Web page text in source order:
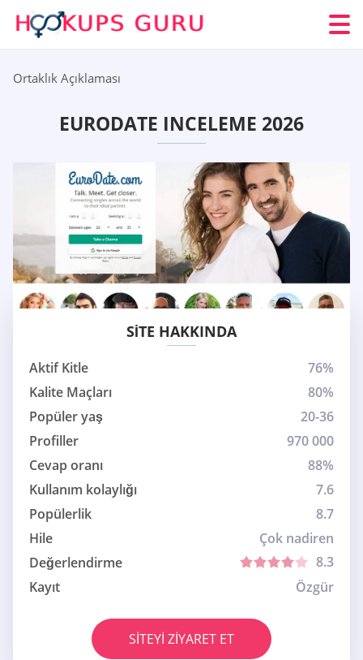
Ortaklık Açıklaması
EURODATE INCELEME 2026
SITE HAKKINDA
Aktif Kitle
76%
Kalite Maçları
80%
Popüler yaş
20-36
Profiller
970 000
Cevap oranı
88%
Kullanım kolaylığı
7.6
Popülerlik
8.7
Hile
Çok nadiren
Değerlendirme
8.3
Kayıt
Özgür
SITEYI ZIYARET ET